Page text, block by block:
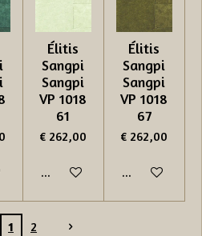
Élitis
Sangpi
Sangpi
VP 1018
61
€ 262,00
In winkelwagen
Élitis
Sangpi
Sangpi
VP 1018
67
€ 262,00
In
1 2